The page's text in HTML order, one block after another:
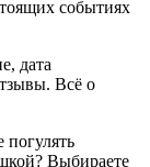
событиях
дата
Всё о
погулять
Выбираете